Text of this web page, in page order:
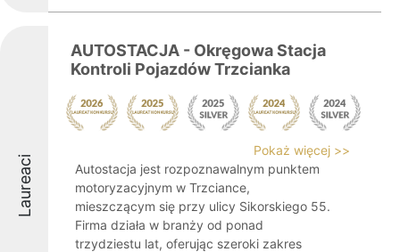
Laureaci
AUTOSTACJA - Okręgowa Stacja
Kontroli Pojazdów Trzcianka
Pokaż więcej >>
Autostacja jest rozpoznawalnym punktem
motoryzacyjnym w Trzciance,
mieszczącym się przy ulicy Sikorskiego 55.
Firma działa w branży od ponad
trzydziestu lat, oferując szeroki zakres